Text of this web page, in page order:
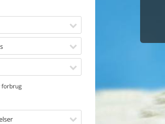
forbrug
Aircondition
Ladestander til elbil